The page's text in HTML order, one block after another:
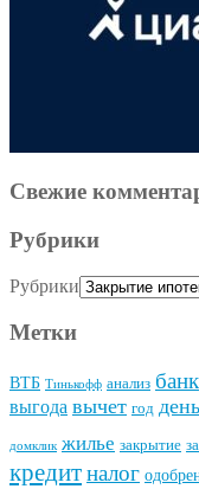
Свежие
Рубрики
Рубрики
Метки
ВТБ Тинькофф анализ банк
выгода вычет год
домклик жилье закрытие
кредитналог